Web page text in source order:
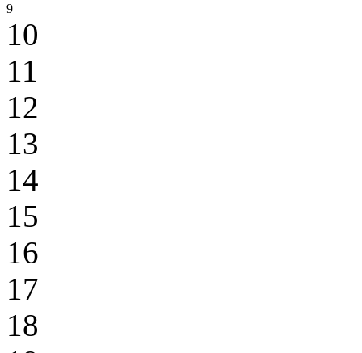
9
10
11
12
13
14
15
16
17
18